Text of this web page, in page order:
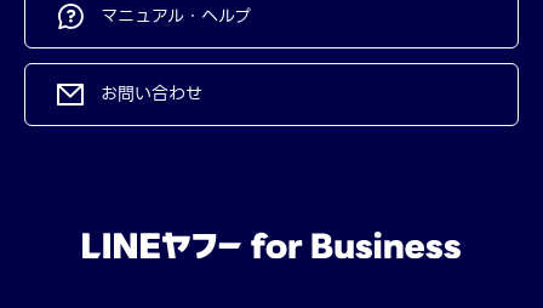
マニュアル・ヘルプ
お問い合わせ